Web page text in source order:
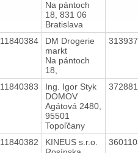
Na pántoch
18, 831 06
Bratislava
11840384
DM Drogerie
markt
Na pántoch
18,
11840383
Ing. Igor Styk
DOMOV
Agátová 2480,
95501
Topoľčany
11840382
KINEUS s.r.o.